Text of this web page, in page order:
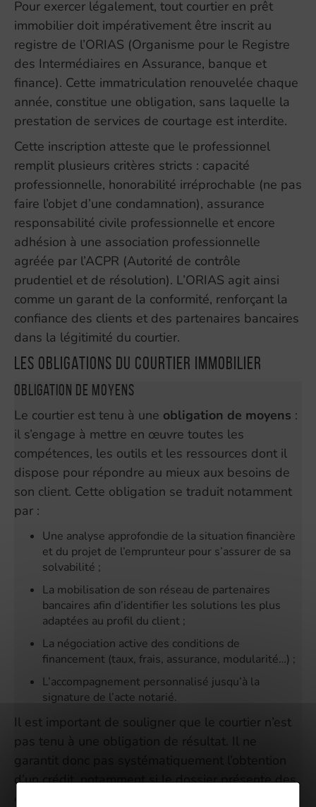
Pour exercer légalement, tout courtier en prêt
immobilier doit impérativement être inscrit au
registre de l’ORIAS (Organisme pour le Registre
des Intermédiaires en Assurance, banque et
finance). Cette immatriculation renouvelée chaque
année, constitue une obligation, sans laquelle la
prestation de services de courtage est interdite.
Cette inscription atteste que le professionnel
remplit plusieurs critères stricts : capacité
professionnelle, honorabilité irréprochable (ne pas
faire l’objet d’une condamnation), assurance
responsabilité civile professionnelle et encore
adhésion à une association professionnelle
agréée par l’ACPR (Autorité de contrôle
prudentiel et de résolution). L’ORIAS agit ainsi
comme un garant de la conformité, renforçant la
confiance des clients et des partenaires bancaires
dans la légitimité du courtier.
Les obligations du courtier immobilier
Obligation de moyens
Le courtier est tenu à une obligation de moyens :
il s’engage à mettre en œuvre toutes les
compétences, les outils et les ressources dont il
dispose pour répondre au mieux aux besoins de
son client. Cette obligation se traduit notamment
par :
Une analyse approfondie de la situation financière
et du projet de l’emprunteur pour s’assurer de sa
solvabilité ;
La mobilisation de son réseau de partenaires
bancaires afin d’identifier les solutions les plus
adaptées au profil du client ;
La négociation active des conditions de
financement (taux, frais, assurance, modularité…) ;
L’accompagnement personnalisé jusqu’à la
signature de l’acte notarié.
Il est important de souligner que le courtier n’est
pas tenu à une obligation de résultat. Il ne
garantit donc pas systématiquement l’obtention
d’un crédit, notamment si le dossier présente des